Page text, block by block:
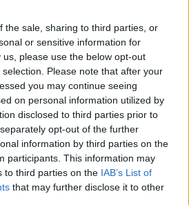
the sale, sharing to third parties, or
or sensitive information for
please use the below opt-out
Please note that after your
you may continue seeing
on personal information utilized by
disclosed to third parties prior to
opt-out of the further
information by third parties on the
participants. This information may
to third parties on the IAB’s List of
that may further disclose it to other